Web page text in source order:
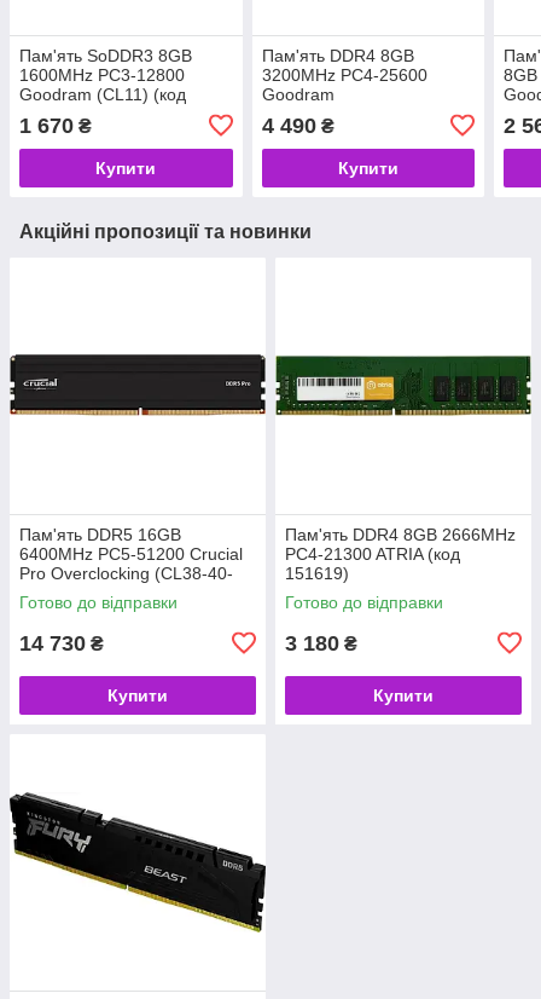
Пам'ять SoDDR3 8GB
1600MHz PC3-12800
Goodram (CL11) (код
1 670 ₴
Купити
Пам'ять DDR4 8GB
3200MHz PC4-25600
Goodram
(код 122520)
4 490₴
Купити
2
Акційні пропозиції та новинки
Пам'ять DDR5 16GB
6400MHz PC5-51200 Crucial
Pro Overclocking (CL38-40-
40-84) (код 151508)
Готово до відправки
14 730 ₴
Купити
Пам'ять DDR4 8GB 2666MHz
PC4-21300 ATRIA (код
151619)
Готово до відправки
3 180 ₴
Купити